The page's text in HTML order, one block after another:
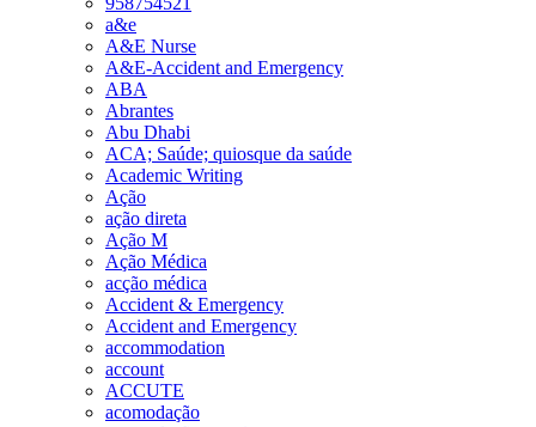
a&e
A&E Nurse
A&E-Accident and Emergency
ABA
Abrantes
Abu Dhabi
ACA; Saúde; quiosque da saúde
Academic Writing
Ação
ação direta
Ação M
Ação Médica
acção médica
Accident & Emergency
Accident and Emergency
accommodation
account
ACCUTE
acomodação